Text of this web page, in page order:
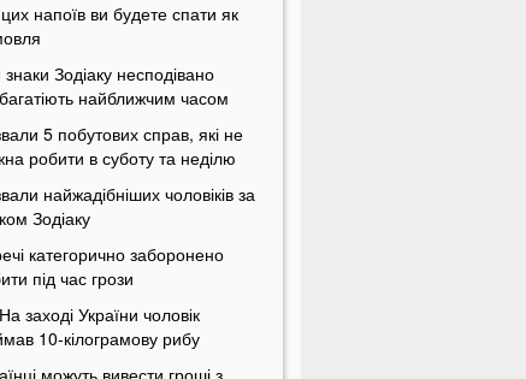
цих напоїв ви будете спати як
Зодіаку несподівано
найближчим часом
5 побутових справ, які не
робити в суботу та неділю
найжадібніших чоловіків за
Зодіаку
категорично заборонено
під час грози
На заході України чоловік
10-кілограмову рибу